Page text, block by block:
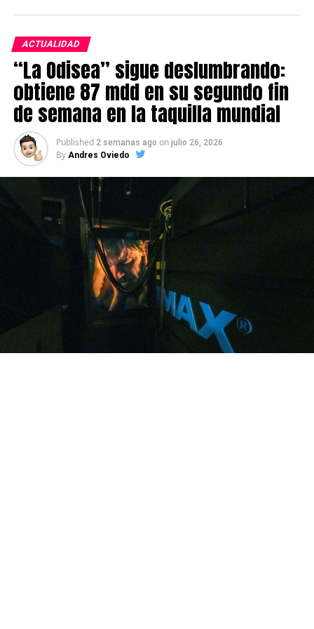
ACTUALIDAD
“La Odisea” sigue deslumbrando:
obtiene 87 mdd en su segundo fin
de semana en la taquilla mundial
Published 2 semanas ago on julio 26, 2026
By Andres Oviedo